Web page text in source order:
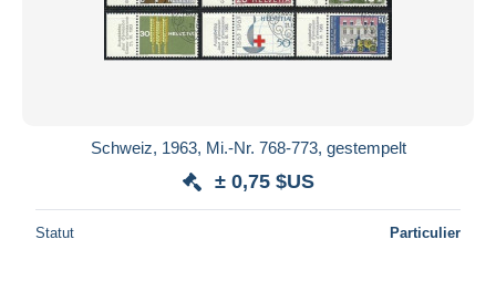
Schweiz, 1963, Mi.-Nr. 768-773, gestempelt
± 0,75 $US
Statut Particulier